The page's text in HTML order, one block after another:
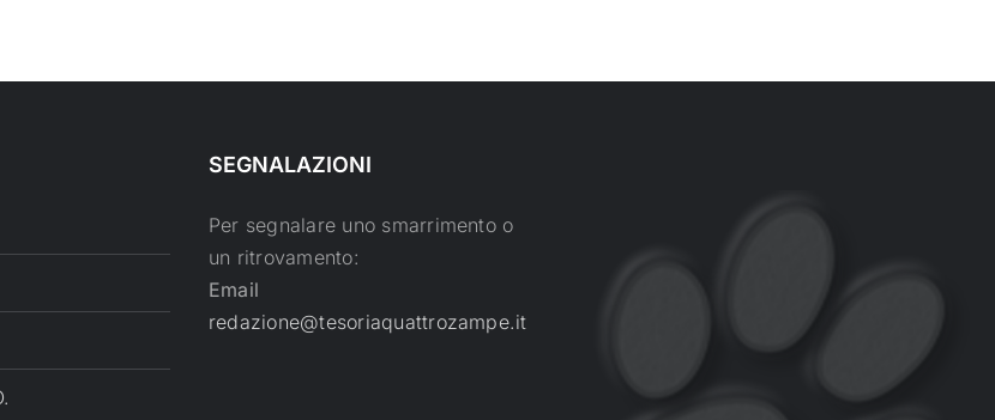
SEGNALAZIONI
Per segnalare uno smarrimento o
un ritrovamento:
Email
redazione@tesoriaquattrozampe.it